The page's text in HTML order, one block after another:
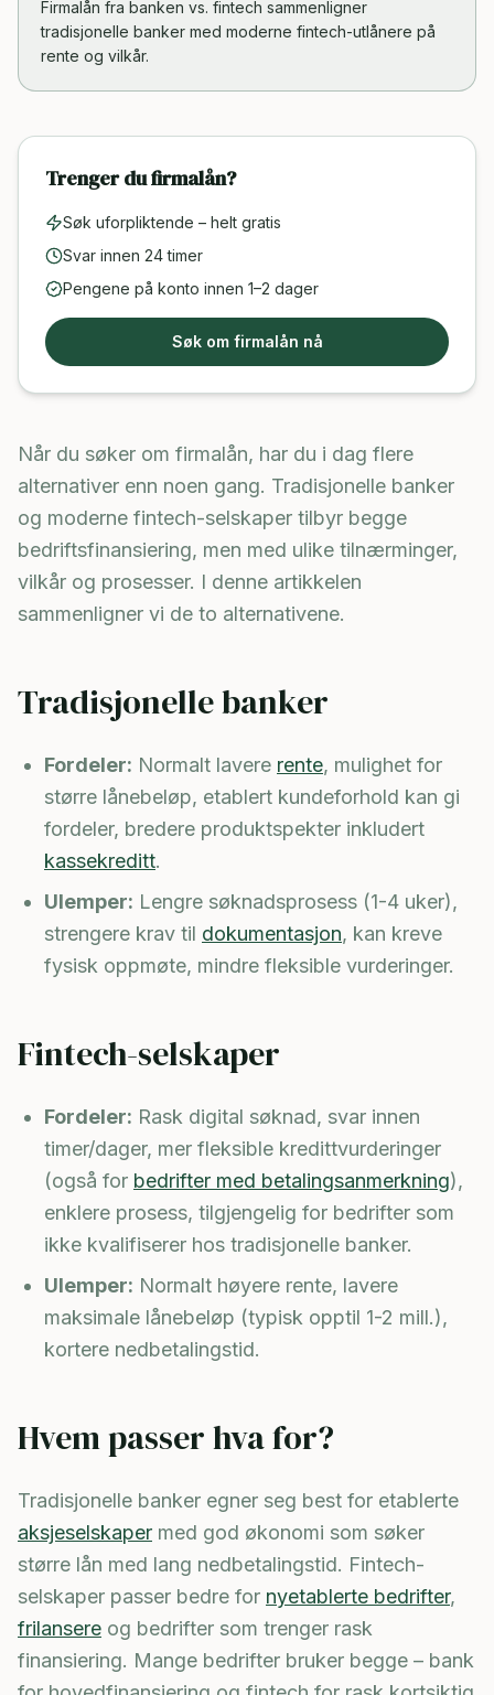
Firmalån fra banken vs. fintech sammenligner
tradisjonelle banker med moderne fintech-utlånere på
rente og vilkår.
Trenger du firmalån?
Søk uforpliktende – helt gratis
Svar innen 24 timer
Pengene på konto innen 1–2 dager
Søk om firmalån nå
Når du søker om firmalån, har du i dag flere
alternativer enn noen gang. Tradisjonelle banker
og moderne fintech-selskaper tilbyr begge
bedriftsfinansiering, men med ulike tilnærminger,
vilkår og prosesser. I denne artikkelen
sammenligner vi de to alternativene.
Tradisjonelle banker
Fordeler: Normalt lavere rente, mulighet for
større lånebeløp, etablert kundeforhold kan gi
fordeler, bredere produktspekter inkludert
kassekreditt.
Ulemper: Lengre søknadsprosess (1-4 uker),
strengere krav til dokumentasjon, kan kreve
fysisk oppmøte, mindre fleksible vurderinger.
Fintech-selskaper
Fordeler: Rask digital søknad, svar innen
timer/dager, mer fleksible kredittvurderinger
(også for bedrifter med betalingsanmerkning),
enklere prosess, tilgjengelig for bedrifter som
ikke kvalifiserer hos tradisjonelle banker.
Ulemper: Normalt høyere rente, lavere
maksimale lånebeløp (typisk opptil 1-2 mill.),
kortere nedbetalingstid.
Hvem passer hva for?
Tradisjonelle banker egner seg best for etablerte
aksjeselskaper med god økonomi som søker
større lån med lang nedbetalingstid. Fintech-
selskaper passer bedre for nyetablerte bedrifter,
frilansere og bedrifter som trenger rask
finansiering. Mange bedrifter bruker begge – bank